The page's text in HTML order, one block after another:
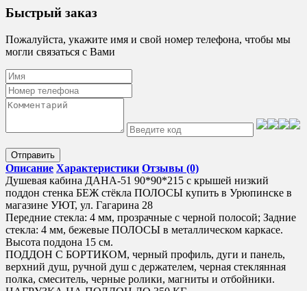
Быстрый заказ
Пожалуйста, укажите имя и свой номер телефона, чтобы мы
могли связаться с Вами
Отправить
Описание Характеристики Отзывы (0)
Душевая кабина ДАНА-51 90*90*215 с крышей низкий
поддон стенка БЕЖ стёкла ПОЛОСЫ купить в Урюпинске в
магазине УЮТ, ул. Гагарина 28
Передние стекла: 4 мм, прозрачные с черной полосой; Задние
стекла: 4 мм, бежевые ПОЛОСЫ в металлическом каркасе.
Высота поддона 15 см.
ПОДДОН С БОРТИКОМ, черный профиль, дуги и панель,
верхний душ, ручной душ с держателем, черная стеклянная
полка, смеситель, черные ролики, магниты и отбойники.